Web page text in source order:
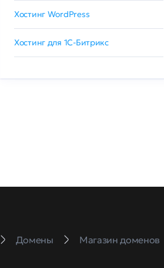
Хостинг WordPress
Хостинг для 1C-Битрикс
Домены Магазин доменов